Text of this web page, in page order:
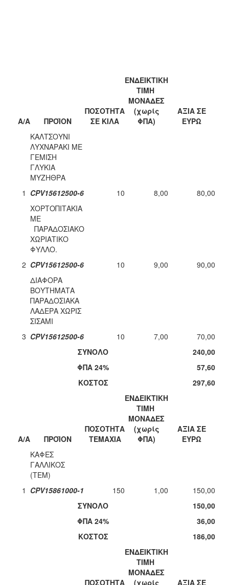
A/A ΠΡΟΪΟΝ
ΠΟΣΟΤΗΤΑ
ΣΕ ΚΙΛΑ
ΕΝΔΕΙΚΤΙΚΗ
ΤΙΜΗ
ΜΟΝΑΔΕΣ
(χωρίς
ΦΠΑ)
ΑΞΙΑ ΣΕ
ΕΥΡΩ
1
ΚΑΛΤΣΟΥΝΙ
ΛΥΧΝΑΡΑΚΙ ΜΕ
ΓΕΜΙΣΗ
ΓΛΥΚΙΑ
ΜΥΖΗΘΡΑ
CPV15612500-6 10 8,00 80,00
2
ΧΟΡΤΟΠΙΤΑKIA
ΜΕ
ΠΑΡΑΔΟΣΙΑΚΟ
ΧΩΡΙΑΤΙΚΟ
ΦΥΛΛΟ.
CPV15612500-6 10 9,00 90,00
3
ΔΙΑΦΟΡΑ
ΒΟΥΤΗΜΑΤΑ
ΠΑΡΑΔΟΣΙΑΚΑ
ΛΑΔΕΡΑ ΧΩΡΙΣ
ΣΙΣΑΜΙ
CPV15612500-6 10 7,00
70,00
ΣΥΝΟΛΟ
240,00
ΦΠΑ 24%
57,60
ΚΟΣΤΟΣ
297,60
A/A ΠΡΟΪΟΝ
ΠΟΣΟΤΗΤΑ
ΤΕΜΑΧΙΑ
ΕΝΔΕΙΚΤΙΚΗ
ΤΙΜΗ
ΜΟΝΑΔΕΣ
(χωρίς
ΦΠΑ)
ΑΞΙΑ ΣΕ
ΕΥΡΩ
1
ΚΑΦΕΣ
ΓΑΛΛΙΚΟΣ
(TEM)
CPV15861000-1
150 1,00
150,00
ΣΥΝΟΛΟ
150,00
ΦΠΑ 24%
36,00
ΚΟΣΤΟΣ
186,00
ΠΟΣΟΤΗΤΑ
ΕΝΔΕΙΚΤΙΚΗ
ΤΙΜΗ
ΜΟΝΑΔΕΣ
(χωρίς
ΑΞΙΑ ΣΕ